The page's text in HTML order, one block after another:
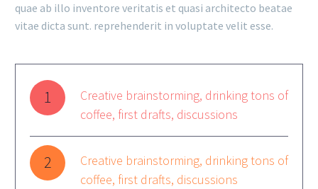
quae ab illo inventore veritatis et quasi architecto beatae
vitae dicta sunt. reprehenderit in voluptate velit esse.
1
Creative brainstorming, drinking tons of
coffee, first drafts, discussions
2
Creative brainstorming, drinking tons of
coffee, first drafts, discussions